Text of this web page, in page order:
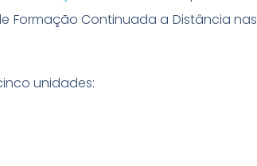
Formação Continuada a Distância nas
unidades: